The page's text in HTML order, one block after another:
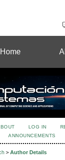
Home
LOG IN
ANNOUNCEMENTS
> Author Details